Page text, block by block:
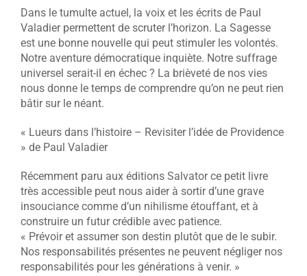
Dans le tumulte actuel, la voix et les écrits de Paul
Valadier permettent de scruter l’horizon. La Sagesse
est une bonne nouvelle qui peut stimuler les volontés.
Notre aventure démocratique inquiète. Notre suffrage
universel serait-il en échec ? La brièveté de nos vies
nous donne le temps de comprendre qu’on ne peut rien
bâtir sur le néant.
« Lueurs dans l’histoire – Revisiter l’idée de Providence
» de Paul Valadier
Récemment paru aux éditions Salvator ce petit livre
très accessible peut nous aider à sortir d’une grave
insouciance comme d’un nihilisme étouffant, et à
construire un futur crédible avec patience.
« Prévoir et assumer son destin plutôt que de le subir.
Nos responsabilités présentes ne peuvent négliger nos
responsabilités pour les générations à venir. »